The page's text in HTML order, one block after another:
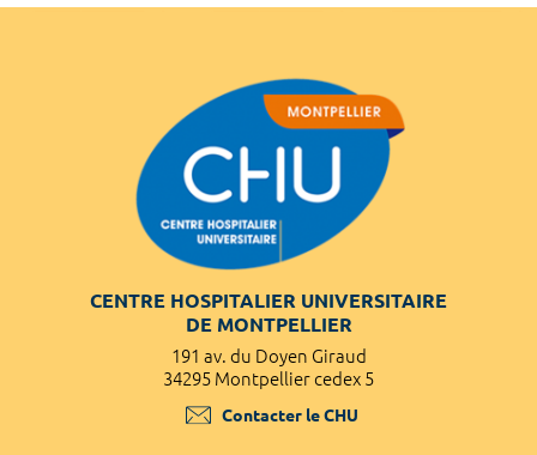
CENTRE HOSPITALIER UNIVERSITAIRE
DE MONTPELLIER
191 av. du Doyen Giraud
34295 Montpellier cedex 5
Contacter le CHU